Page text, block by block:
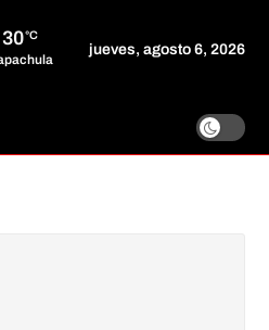
30°C
jueves, agosto 6, 2026